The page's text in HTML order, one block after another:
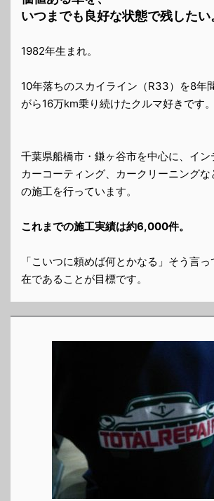
いつまでも良好な状態で残したい
1982年生まれ。
10年落ちのスカイライン（R33）を8年
がら16万km乗り続けたクルマ好きです。
千葉県船橋市・鎌ヶ谷市を中心に、イン
カーコーティング、カークリーニング
の施工を行っています。
これまでの施工実績は約6,000件。
「こいつに頼めば何とかなる」そう言
在であることが目標です。